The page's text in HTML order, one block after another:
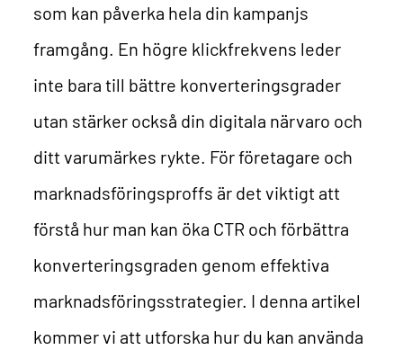
som kan påverka hela din kampanjs
framgång. En högre klickfrekvens leder
inte bara till bättre konverteringsgrader
utan stärker också din digitala närvaro och
ditt varumärkes rykte. För företagare och
marknadsföringsproffs är det viktigt att
förstå hur man kan öka CTR och förbättra
konverteringsgraden genom effektiva
marknadsföringsstrategier. I denna artikel
kommer vi att utforska hur du kan använda